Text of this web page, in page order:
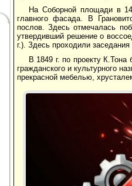
На Соборной площади в
главного фасада. В
послов. Здесь отмечалась
утвердивший решение о
г.). Здесь проходили
В 1849 г. по проекту
гражданского и культурного
прекрасной мебелью,